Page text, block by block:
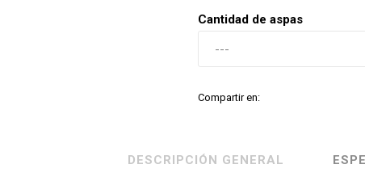
Cantidad de aspas
Compartir en:
DESCRIPCIÓN GENERAL